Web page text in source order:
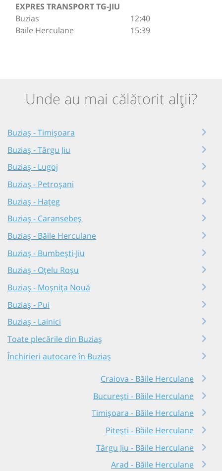
EXPRES TRANSPORT TG-JIU
Buzias
Baile Herculane
12:40
15:39
Unde au mai călătorit alții?
Buziaș - Timișoara
Buziaș - Târgu Jiu
Buziaș - Lugoj
Buziaș - Petroșani
Buziaș - Hațeg
Buziaș - Caransebeș
Buziaș - Băile Herculane
Buziaș - Bumbești-Jiu
Buziaș - Oțelu Roșu
Buziaș - Moșnița Nouă
Buziaș - Pui
Buziaș - Lainici
Toate plecările din Buziaș
Închirieri autocare în Buziaș
Craiova - Băile Herculane
București - Băile Herculane
Timișoara - Băile Herculane
Pitești - Băile Herculane
Târgu Jiu - Băile Herculane
Arad - Băile Herculane